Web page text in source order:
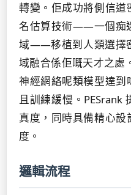
轉變。佢成功將側信
名估算技術——一個痴
域——移植到人類選擇
域融合係佢嘅天才之處
神經網絡呢類模型達到
且訓練緩慢。PESrank
真度，同時具備精心
度。
邏輯流程